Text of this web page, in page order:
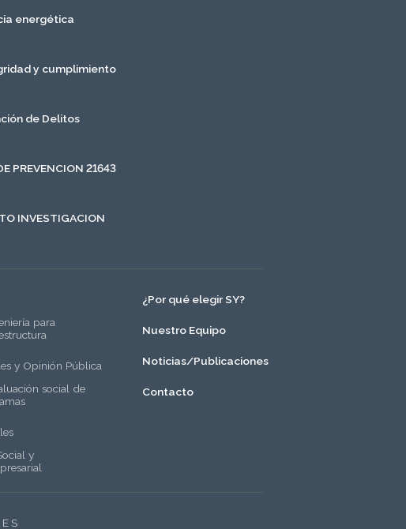
energética
y cumplimiento
de Delitos
PREVENCION 21643
INVESTIGACION
para
y Opinión Pública
social de
y
¿Por qué elegir SY?
Nuestro Equipo
Noticias/Publicaciones
Contacto